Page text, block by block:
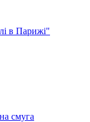
в Парижі"
смуга